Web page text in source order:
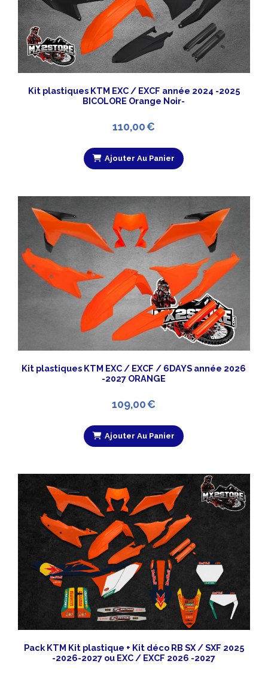
Kit plastiques KTM EXC / EXCF année 2024 -2025
BICOLORE Orange Noir-
110,00€
Ajouter Au Panier
Kit plastiques KTM EXC / EXCF / 6DAYS année 2026
-2027 ORANGE
109,00€
Ajouter Au Panier
Pack KTM Kit plastique + Kit déco RB SX / SXF 2025
-2026-2027 ou EXC / EXCF 2026 -2027